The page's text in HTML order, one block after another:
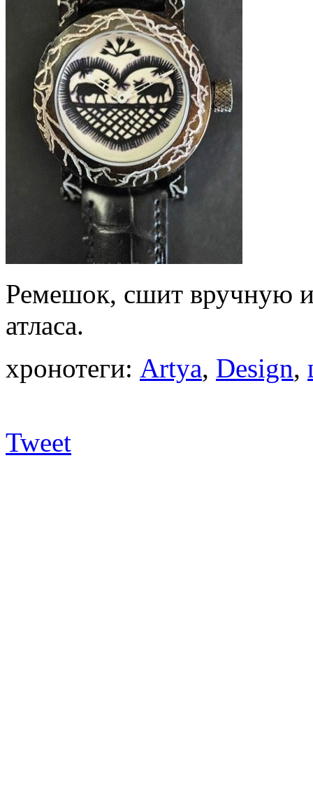
Ремешок, сшит вручную
атласа.
хронотеги: Artya, Design,
Tweet